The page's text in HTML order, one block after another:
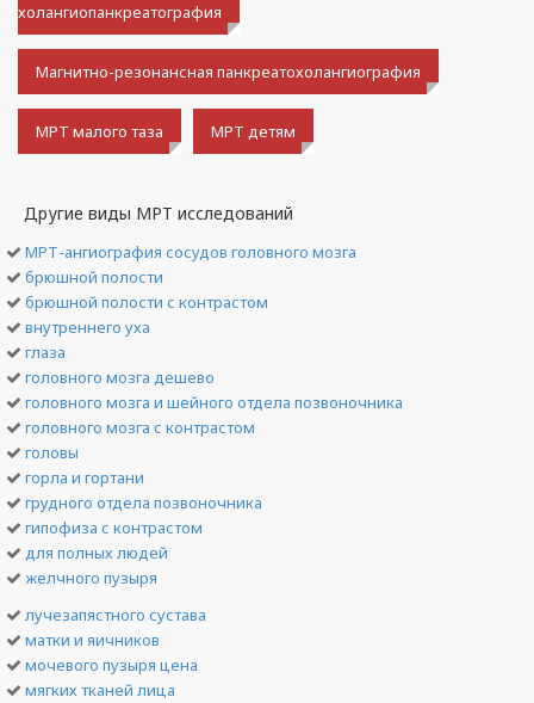
холангиопанкреатография
Магнитно-резонансная панкреатохолангиография
МРТ малого таза МРТ детям
Другие виды МРТ исследований
МРТ-ангиография сосудов головного мозга
брюшной полости
брюшной полости с контрастом
внутреннего уха
глаза
головного мозга дешево
головного мозга и шейного отдела позвоночника
головного мозга с контрастом
головы
горла и гортани
грудного отдела позвоночника
гипофиза с контрастом
для полных людей
желчного пузыря
лучезапястного сустава
матки и яичников
мочевого пузыря цена
мягких тканей лица